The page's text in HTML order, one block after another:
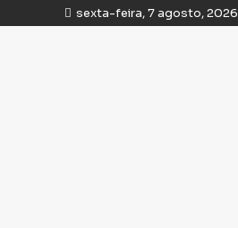
sexta-feira, 7 agosto, 2026